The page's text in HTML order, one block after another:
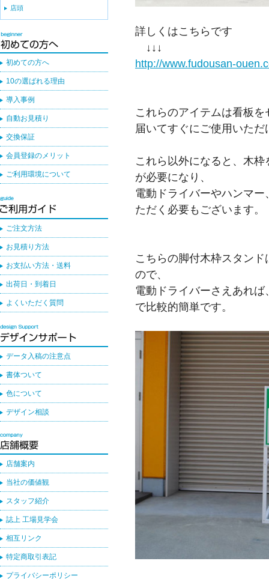
詳しくはこちらです
↓↓↓
http://www.fudousan-
これらのアイテムは看板
届いてすぐにご使用いただ
これら以外になると、木
が必要になり、
電動ドライバーやハンマ
ただく必要もございます。
こちらの脚付木枠スタン
ので、
電動ドライバーさえあれ
で比較的簡単です。
店頭
初めての方へ
10の選ばれる理由
導入事例
自動お見積り
交換保証
会員登録のメリット
ご利用環境について
ご注文方法
お見積り方法
お支払い方法・送料
出荷日・到着日
よくいただく質問
データ入稿の注意点
書体ついて
色について
デザイン相談
店舗案内
当社の価値観
スタッフ紹介
誌上 工場見学会
相互リンク
特定商取引表記
プライバシーポリシー